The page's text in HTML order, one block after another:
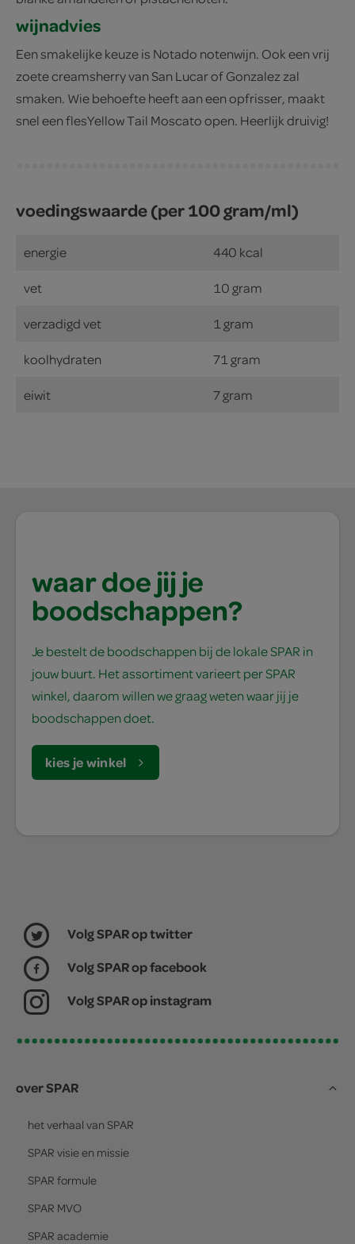
wijnadvies
Een smakelijke keuze is Notado notenwijn. Ook een vrij
zoete creamsherry van San Lucar of Gonzalez zal
smaken. Wie behoefte heeft aan een opfrisser, maakt
snel een flesYellow Tail Moscato open. Heerlijk druivig!
voedingswaarde (per 100 gram/ml)
energie 440 kcal
vet 10 gram
verzadigd vet 1 gram
koolhydraten 71 gram
eiwit 7 gram
waar doe jij je
boodschappen?
Je bestelt de boodschappen bij de lokale SPAR in
jouw buurt. Het assortiment varieert per SPAR
winkel, daarom willen we graag weten waar jij je
boodschappen doet.
kies je winkel
Volg SPAR op twitter
Volg SPAR op facebook
Volg SPAR op instagram
over SPAR
het verhaal van SPAR
SPAR visie en missie
SPAR formule
SPAR MVO
SPAR academie